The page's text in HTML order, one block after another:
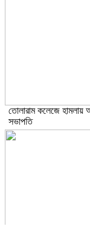
তোলারাম কলেজে হামলায়
সভাপতি